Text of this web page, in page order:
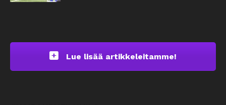
Lue lisää artikkeleitamme!